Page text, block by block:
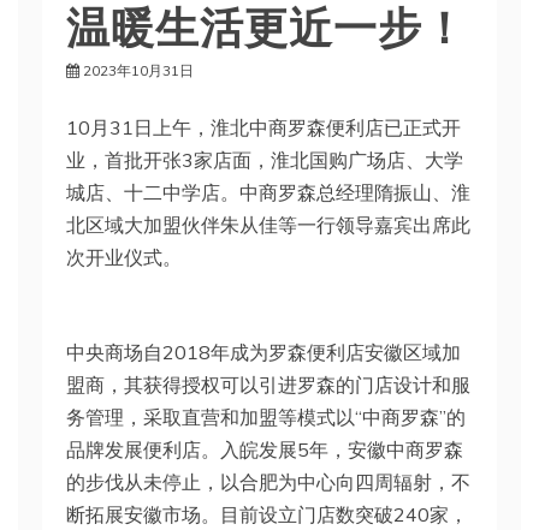
温暖生活更近一步！
2023年10月31日
10月31日上午，淮北中商罗森便利店已正式开
业，首批开张3家店面，淮北国购广场店、大学
城店、十二中学店。中商罗森总经理隋振山、淮
北区域大加盟伙伴朱从佳等一行领导嘉宾出席此
次开业仪式。
中央商场自2018年成为罗森便利店安徽区域加
盟商，其获得授权可以引进罗森的门店设计和服
务管理，采取直营和加盟等模式以“中商罗森”的
品牌发展便利店。入皖发展5年，安徽中商罗森
的步伐从未停止，以合肥为中心向四周辐射，不
断拓展安徽市场。目前设立门店数突破240家，